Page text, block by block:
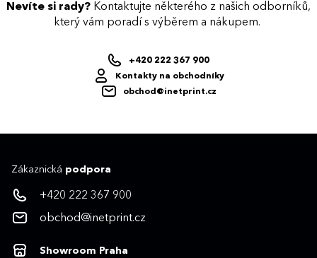
Nevíte si rady? Kontaktujte některého z našich odborníků,
který vám poradí s výběrem a nákupem.
+420 222 367 900
Kontakty na obchodníky
obchod@inetprint.cz
Zákaznická podpora
+420 222 367 900
obchod@inetprint.cz
Showroom Praha